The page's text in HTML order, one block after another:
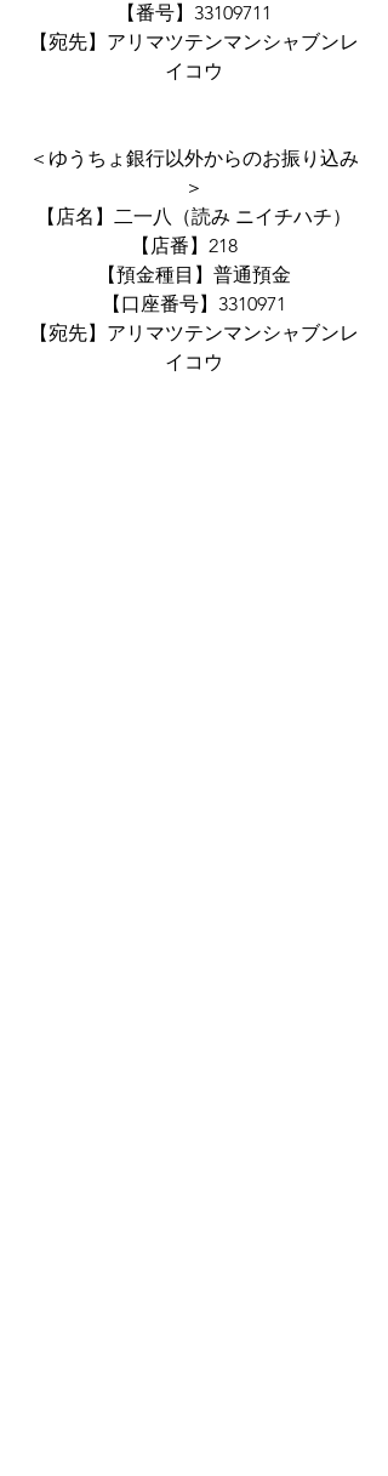
【番号】33109711
【宛先】アリマツテンマンシャブンレ
イコウ
＜ゆうちょ銀行以外からのお振り込み
＞
【店名】二一八（読み ニイチハチ）
【店番】218
【預金種目】普通預金
【口座番号】3310971
【宛先】アリマツテンマンシャブンレ
イコウ